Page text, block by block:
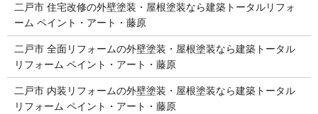
二戸市 住宅改修の外壁塗装・屋根塗装なら建築トータルリフォ
ーム ペイント・アート・藤原
二戸市 全面リフォームの外壁塗装・屋根塗装なら建築トータル
リフォーム ペイント・アート・藤原
二戸市 内装リフォームの外壁塗装・屋根塗装なら建築トータル
リフォーム ペイント・アート・藤原